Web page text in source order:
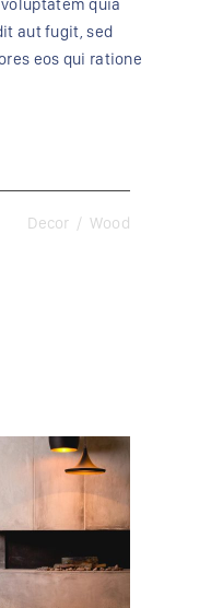
quia
aut fugit, sed
eos qui ratione
Decor Wood